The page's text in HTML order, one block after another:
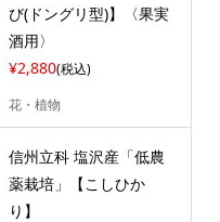
び(ドングリ型)】〈果実
酒用〉
¥2,880(税込)
花・植物
信州立科 塩沢産「低農
薬栽培」【こしひか
り】